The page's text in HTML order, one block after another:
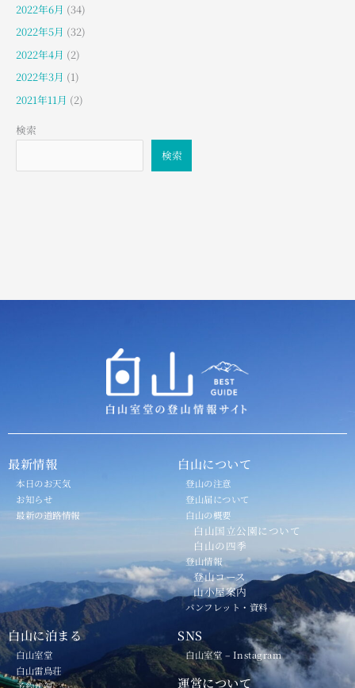
2022年6月 (34)
2022年5月 (32)
2022年4月 (2)
2022年3月 (1)
2021年11月 (2)
検索
検索
最新情報
本日のお天気
お知らせ
最新の道路情報
白山について
登山の注意
登山届について
白山の概要
白山国立公園について
白山の四季
登山情報
登山コース
山小屋案内
パンフレット・資料
白山に泊まる
白山室堂
白山雷鳥荘
SNS
白山室堂 – Instagram
運営について